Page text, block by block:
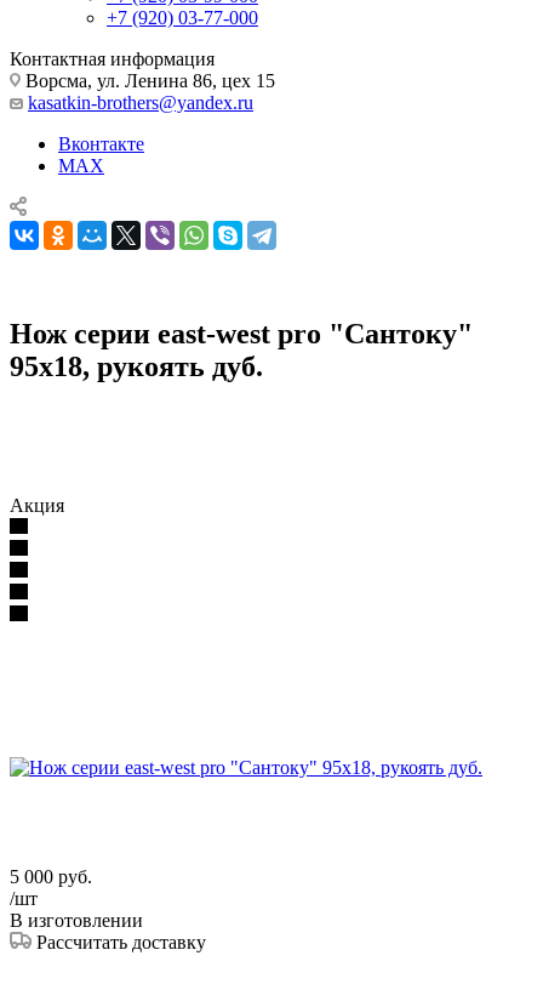
+7 (920) 03-77-000
Контактная информация
Ворсма, ул. Ленина 86, цех 15
kasatkin-brothers@yandex.ru
Вконтакте
MAX
Нож серии east-west pro "Сантоку"
95х18, рукоять дуб.
Акция
5 000 руб.
/шт
В изготовлении
Рассчитать доставку